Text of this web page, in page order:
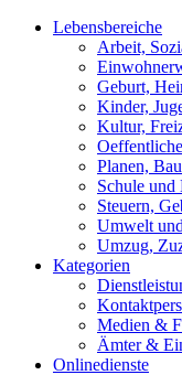
Lebensbereiche
Arbeit,
Geburt,
Kinder,
Kultur,
Planen,
Schule
Steuern,
Umwelt
Umzug,
Kategorien
Medien &
Ämter &
Onlinedienste